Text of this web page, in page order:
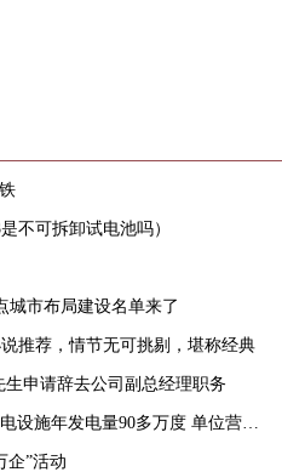
不可拆卸试电池吗）
城市布局建设名单来了
推荐，情节无可挑剔，堪称经典
申请辞去公司副总经理职务
多万度 单位营收耗水量降至0.13立方米/万元
企”活动